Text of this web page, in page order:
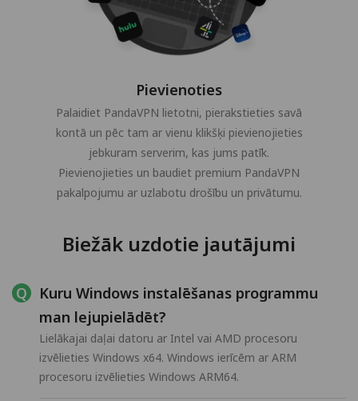
Pievienoties
Palaidiet PandaVPN lietotni, pierakstieties savā
kontā un pēc tam ar vienu klikšķi pievienojieties
jebkuram serverim, kas jums patīk.
Pievienojieties un baudiet premium PandaVPN
pakalpojumu ar uzlabotu drošību un privātumu.
Biežāk uzdotie jautājumi
Kuru Windows instalēšanas programmu
man lejupielādēt?
Lielākajai daļai datoru ar Intel vai AMD procesoru
izvēlieties Windows x64. Windows ierīcēm ar ARM
procesoru izvēlieties Windows ARM64.